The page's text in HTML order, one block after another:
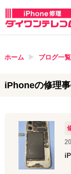
ホーム ブログ一覧
iPhoneの修理